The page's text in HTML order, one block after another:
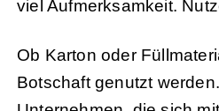
viel Aufmerksamkeit.
Ob Karton oder
Botschaft genutzt